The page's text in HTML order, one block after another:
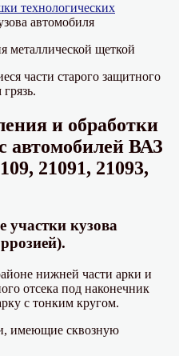
технологических
автомобиля
металлической щеткой
части старого защитного
и обработки
автомобилей ВАЗ
21091, 21093,
участки кузова
нижней части арки и
отсека под наконечник
с тонким кругом.
имеющие сквозную